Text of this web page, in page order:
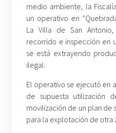
medio ambiente, la
un operativo en
La Villa de San
recorrido e inspección en
se está extrayendo
ilegal.
El operativo se ejecutó en
de supuesta utilización
movilización de un plan de
para la explotación de otra